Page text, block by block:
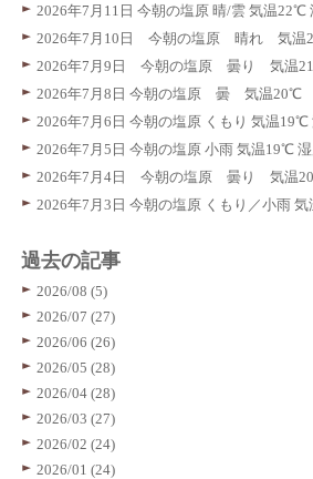
2026年7月11日 今朝の塩原 晴/雲 気温22℃
2026年7月10日 今朝の塩原 晴れ 気温
2026年7月9日 今朝の塩原 曇り 気温
2026年7月8日 今朝の塩原 曇 気温20℃
2026年7月6日 今朝の塩原 くもり 気温19℃
2026年7月5日 今朝の塩原 小雨 気温19℃ 湿
2026年7月4日 今朝の塩原 曇り 気温
2026年7月3日 今朝の塩原 くもり／小雨
過去の記事
2026/08 (5)
2026/07 (27)
2026/06 (26)
2026/05 (28)
2026/04 (28)
2026/03 (27)
2026/02 (24)
2026/01 (24)